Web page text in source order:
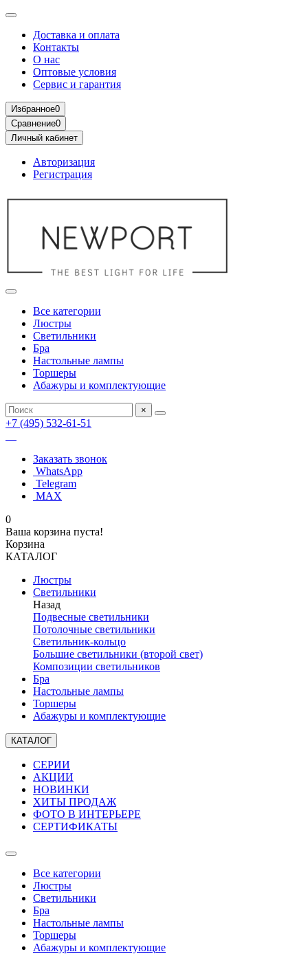
Доставка и оплата
Контакты
О нас
Оптовые условия
Сервис и гарантия
Избранное0
Сравнение0
Личный кабинет
Авторизация
Регистрация
Все категории
Люстры
Светильники
Бра
Настольные лампы
Торшеры
Абажуры и комплектующие
×
+7 (495) 532-61-51
Заказать звонок
WhatsApp
Telegram
MAX
0
Ваша корзина пуста!
Корзина
КАТАЛОГ
Люстры
Светильники
Назад
Подвесные светильники
Потолочные светильники
Светильник-кольцо
Большие светильники (второй свет)
Композиции светильников
Бра
Настольные лампы
Торшеры
Абажуры и комплектующие
КАТАЛОГ
СЕРИИ
АКЦИИ
НОВИНКИ
ХИТЫ ПРОДАЖ
ФОТО В ИНТЕРЬЕРЕ
СЕРТИФИКАТЫ
Все категории
Люстры
Светильники
Бра
Настольные лампы
Торшеры
Абажуры и комплектующие